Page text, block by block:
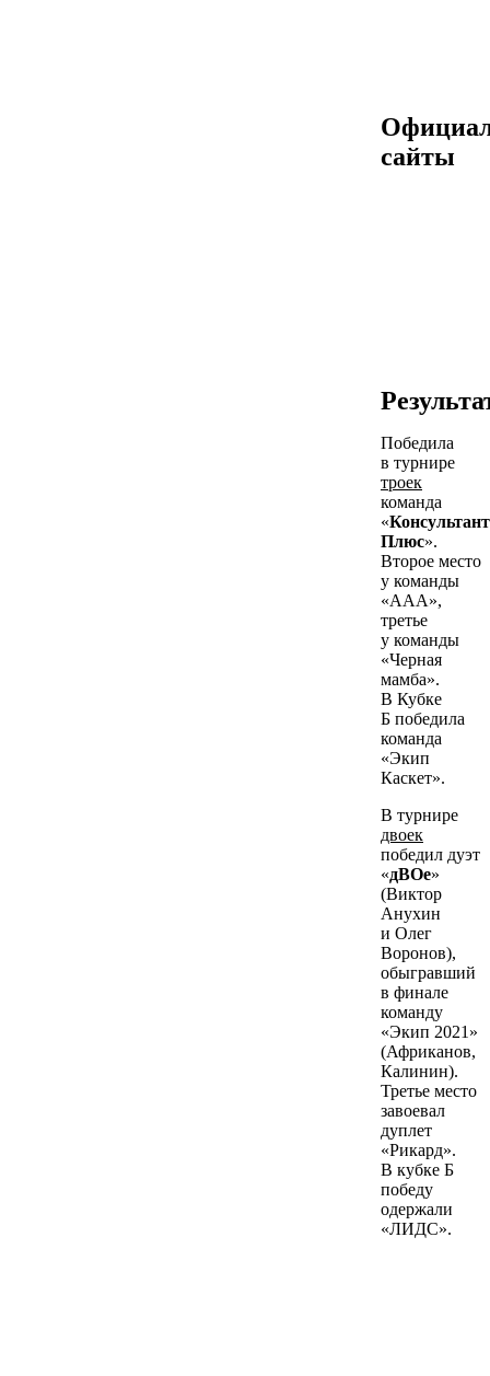
сайты
Победила
в турнире
троек
команда
«Консультант
Плюс».
Второе место
у команды
«ААА»,
третье
у команды
«Черная
мамба».
В Кубке
Б победила
команда
«Экип
Каскет».
В турнире
двоек
победил дуэт
«дВОе»
(Виктор
Анухин
и Олег
Воронов),
обыгравший
в финале
команду
«Экип 2021»
(Африканов,
Калинин).
Третье место
завоевал
дуплет
«Рикард».
В кубке Б
победу
одержали
«ЛИДС».